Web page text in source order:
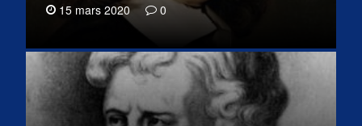
15 mars 2020 0